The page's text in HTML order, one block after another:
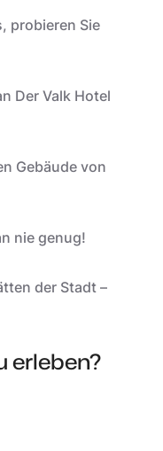
probieren Sie
Der Valk Hotel
Gebäude von
nie genug!
der Stadt –
erleben?